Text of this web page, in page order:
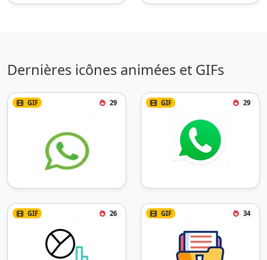
Dernières icônes animées et GIFs
GIF 29 GIF 29
GIF 26 GIF 34